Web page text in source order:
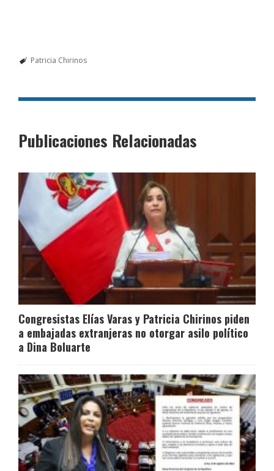
Patricia Chirinos
Publicaciones Relacionadas
Congresistas Elías Varas y Patricia Chirinos piden
a embajadas extranjeras no otorgar asilo político
a Dina Boluarte